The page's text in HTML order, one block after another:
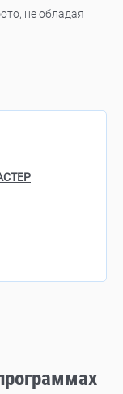
не обладая